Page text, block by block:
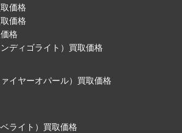
価格
価格
格
ディゴライト）買取価格
イヤーオパール）買取価格
ライト）買取価格